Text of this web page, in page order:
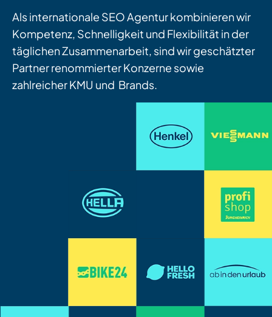
Als internationale SEO Agentur kombinieren wir
Kompetenz, Schnelligkeit und Flexibilität in der
täglichen Zusammenarbeit, sind wir geschätzter
Partner renommierter Konzerne sowie
zahlreicher KMU und Brands.